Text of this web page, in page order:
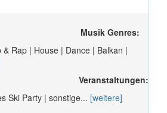
Musik Genres:
& Rap | House | Dance | Balkan |
Veranstaltungen:
Ski Party | sonstige... [weitere]